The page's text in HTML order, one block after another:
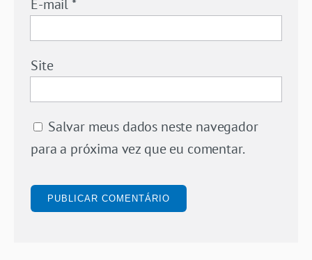
E-mail*
Site
Salvar meus dados neste navegador
para a próxima vez que eu comentar.